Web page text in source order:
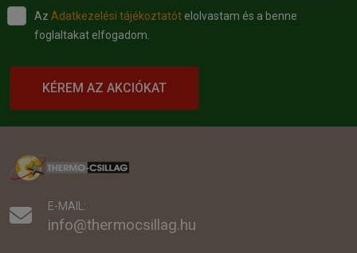
Az Adatkezelési tájékoztatót elolvastam és a benne
foglaltakat elfogadom.
KÉREM AZ AKCIÓKAT
E-MAIL:
info@thermocsillag.hu